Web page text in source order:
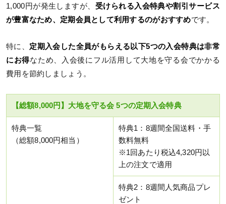
1,000円が発生しますが、 受けられる入会特典や割引サービス
が豊富なため、定期会員として利用するのがおすすめです。
特に、 定期入会した全員がもらえる以下5つの入会特典は非常
にお得なため、入会後にフル活用して大地を守る会でかかる
費用を節約しましょう。
【総額8,000円】大地を守る会 5つの定期入会特典
特典一覧
（総額8,000円相当）
特典1：8週間全国送料・手
数料無料
※1回あたり税込4,320円以
上の注文で適用
特典2：8週間人気商品プレ
ゼント